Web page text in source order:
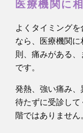
医療機関に
よくタイミング
なら、医療機関
則、痛みがある
です。
発熱、強い痛み、
待たずに受診し
階ではありません